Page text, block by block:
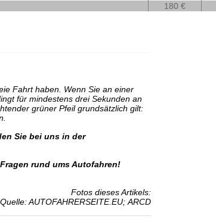
180 €
Fahrt haben. Wenn Sie an einer
für mindestens drei Sekunden an
grüner Pfeil grundsätzlich gilt:
Sie bei uns in der
rund ums Autofahren!
Fotos dieses Artikels:
Quelle: AUTOFAHRERSEITE.EU; ARCD